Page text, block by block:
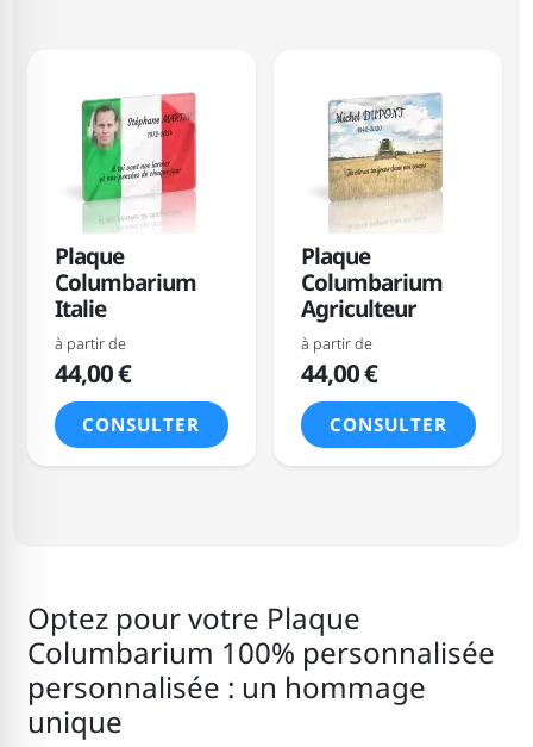
Plaque
Columbarium
Italie
à partir de
44,00 €
CONSULTER
Plaque
Columbarium
Agriculteur
à partir de
44,00 €
CONSULTER
Optez pour votre Plaque
Columbarium 100% personnalisée
personnalisée : un hommage
unique